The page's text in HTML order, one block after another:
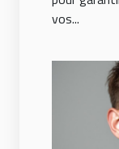
vos...